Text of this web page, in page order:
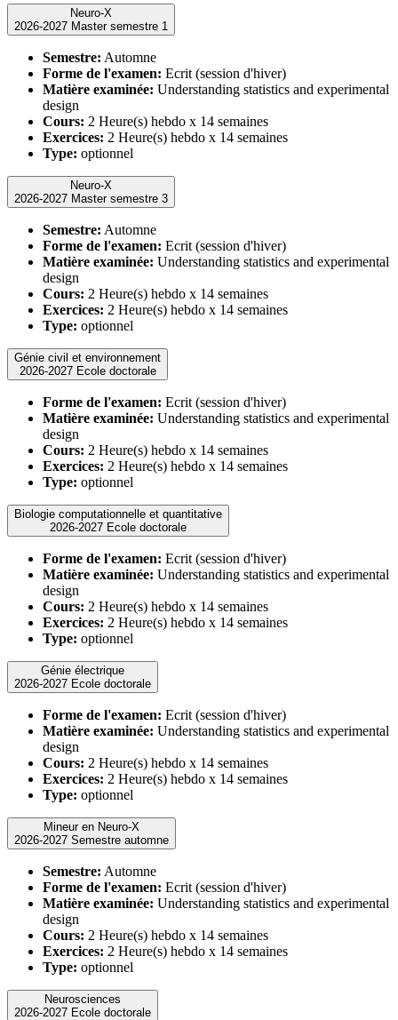
Neuro-X
2026-2027 Master semestre 1
Semestre: Automne
Forme de l'examen: Ecrit (session d'hiver)
Matière examinée: Understanding statistics and experimental
design
Cours: 2 Heure(s) hebdo x 14 semaines
Exercices: 2 Heure(s) hebdo x 14 semaines
Type: optionnel
Neuro-X
2026-2027 Master semestre 3
Semestre: Automne
Forme de l'examen: Ecrit (session d'hiver)
Matière examinée: Understanding statistics and experimental
design
Cours: 2 Heure(s) hebdo x 14 semaines
Exercices: 2 Heure(s) hebdo x 14 semaines
Type: optionnel
Génie civil et environnement
2026-2027 Ecole doctorale
Forme de l'examen: Ecrit (session d'hiver)
Matière examinée: Understanding statistics and experimental
design
Cours: 2 Heure(s) hebdo x 14 semaines
Exercices: 2 Heure(s) hebdo x 14 semaines
Type: optionnel
Biologie computationnelle et quantitative
2026-2027 Ecole doctorale
Forme de l'examen: Ecrit (session d'hiver)
Matière examinée: Understanding statistics and experimental
design
Cours: 2 Heure(s) hebdo x 14 semaines
Exercices: 2 Heure(s) hebdo x 14 semaines
Type: optionnel
Génie électrique
2026-2027 Ecole doctorale
Forme de l'examen: Ecrit (session d'hiver)
Matière examinée: Understanding statistics and experimental
design
Cours: 2 Heure(s) hebdo x 14 semaines
Exercices: 2 Heure(s) hebdo x 14 semaines
Type: optionnel
Mineur en Neuro-X
2026-2027 Semestre automne
Semestre: Automne
Forme de l'examen: Ecrit (session d'hiver)
Matière examinée: Understanding statistics and experimental
design
Cours: 2 Heure(s) hebdo x 14 semaines
Exercices: 2 Heure(s) hebdo x 14 semaines
Type: optionnel
Neurosciences
2026-2027 Ecole doctorale